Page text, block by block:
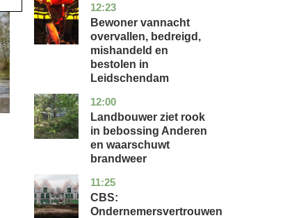
12:23
zuid-
holland
nieuws
Bewoner vannacht
overvallen, bedreigd,
mishandeld en
bestolen in
Leidschendam
12:00
drenthe
nieuws
Landbouwer ziet rook
in bebossing Anderen
en waarschuwt
brandweer
11:25
zuid-
holland
economie
CBS:
Ondernemersvertrouwen